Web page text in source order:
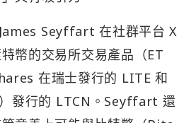
Seyffart 在社群平台 X
幣的交易所交易產品（ET
在瑞士發行的 LITE 和
發行的 LTCN。Seyffart 還